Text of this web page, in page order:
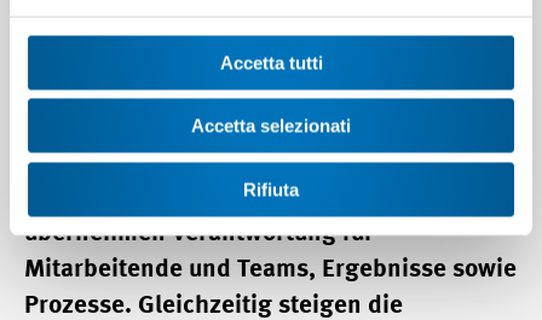
Accetta tutti
Accetta selezionati
Rifiuta
Im Berufsalltag koordinieren Sie als
Schlüsselfunktion die Abläufe über Bereiche
hinweg. Sie treffen Entscheidungen unter
anspruchsvollen Rahmenbedingungen,
übernehmen Verantwortung für
Mitarbeitende und Teams, Ergebnisse sowie
Prozesse. Gleichzeitig steigen die